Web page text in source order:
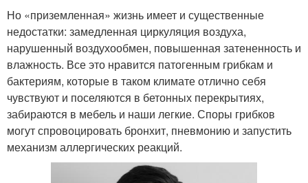
Но «приземленная» жизнь имеет и существенные
недостатки: замедленная циркуляция воздуха,
нарушенный воздухообмен, повышенная затененность и
влажность. Все это нравится патогенным грибкам и
бактериям, которые в таком климате отлично себя
чувствуют и поселяются в бетонных перекрытиях,
забираются в мебель и наши легкие. Споры грибков
могут спровоцировать бронхит, пневмонию и запустить
механизм аллергических реакций.